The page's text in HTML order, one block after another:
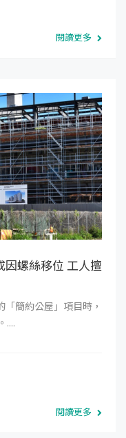
閱讀更多
因螺絲移位 工人擅
簡約公屋」項目時，
....
閱讀更多